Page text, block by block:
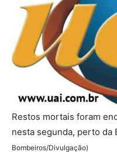
Restos mortais foram
nesta segunda, perto da
Bombeiros/Divulgação)